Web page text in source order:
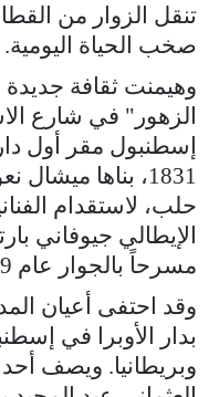
تنقل الزوار من
صخب الحياة اليومية.
وهيمنت ثقافة
الزهور" في شارع
إسطنبول مقر أول
1831، بناها
حلب، لاستقدام
الإيطالي جيوفاني
مسرحاً بالجوار عام 1839.
وقد احتفى أعيان
بدار الأوبرا في
وبريطانيا. ويصف